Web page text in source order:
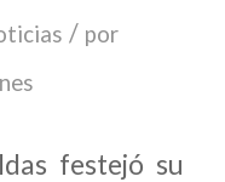
/ por
festejó su